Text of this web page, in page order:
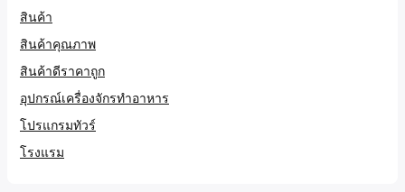
สินค้า
สินค้าคุณภาพ
สินค้าดีราคาถูก
อุปกรณ์เครื่องจักรทำอาหาร
โปรแกรมทัวร์
โรงแรม